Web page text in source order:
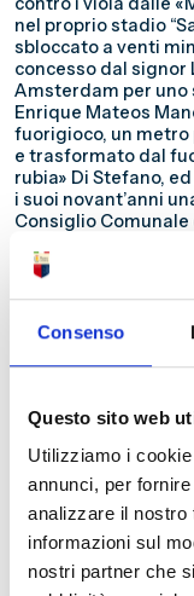
Consenso
Questo sito web
Utilizziamo i
annunci, per
analizzare il nostro
informazioni sul
nostri partner che
nel proprio stadio
sbloccato a venti
concesso dal signor
Amsterdam per
Enrique Mateos
fuorigioco, un metro
e trasformato dal
rubia» Di Stefano,
i suoi novant’anni
Consiglio
«fioretto» che la
avversari, faticò a
frequentava i
all’ultima giornata.
(il provvisorio
destro da circa
basso sinistro e
domenica 15 marzo
grigi «firmato» da
con un tiro di
basso destro sugli
eguagliò il suo